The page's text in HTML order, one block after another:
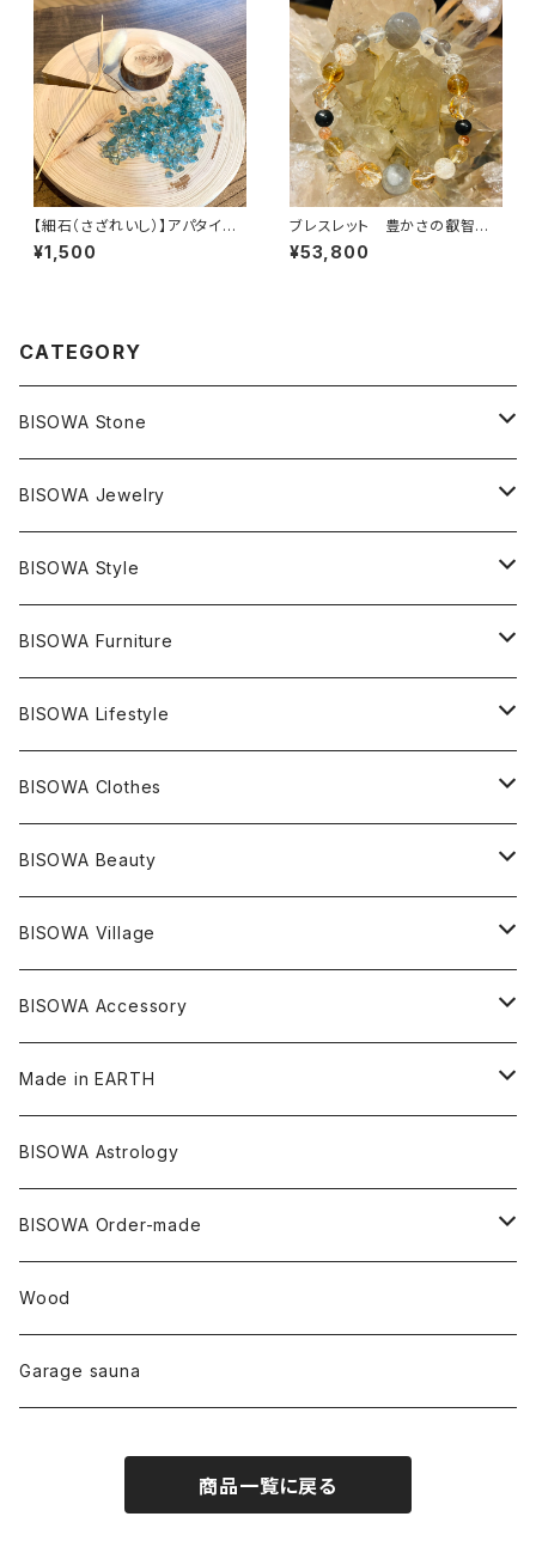
【細石（さざれいし）】アパタイ
¥1,500
ブレスレット 豊かさの叡智に
繋がってアソボウ♾
¥53,800
CATEGORY
BISOWA Stone
マスタークリスタル / 水晶
エレスチャル
ライトニング
ツインソウル
メタモルフォーゼス
クォーツインクォーツ
ガーデンクォーツ
石の種類別
アメジスト
アクアマリン
デュモルチェライト
タンザナイト
ムーンストーン
産地別
ヒマラヤ
ブラジル
中国
アメリカ
BISOWA Jewelry
ネックレス／ペンダント
宇佐美聖子
絹麻 ~kenma~
ピアス
宇佐美聖子
Others
ブレスレット
宇佐美聖子
Others
リング
サンキャッチャー
ヘアアクセサリー
イヤリング
キーホルダー
BISOWA Style
ONE PIECE
ヘンプ
オーガニックコットン
PANTS
ヘンプ
オーガニックコットン
T-SHIRT
オーガニックコットン
ヘンプコットン
leggings
ヘンプ
オーガニックコットン
Others
ヘンプ
オーガニックコットン
Underwear
BISOWA Furniture
のるすく
BISOWA Lifestyle
Music
宇佐美聖子
Niceness Music
浄化アイテム
Cosmic Hemp 麻炭
セージ
オラクルカード
キャンドル
HAZE 和蝋燭
縁キャンドル
陶器
大蝶恵美子
Tomoko Uemura Art 麻炭陶器
Cosmic hemp
YUGEN GLASS
others
foods
BISOWA Clothes
麻
絹
Others
オーガニックコットン
バンブー
オーガニックフリース
BISOWA Beauty
ヘンプオイル
BISOWA Village
Bisowa Club Room
BISOWA Accessory
ヘアゴム
宇佐美聖子
Made in EARTH
Misakubo Japan
碧-AOI-の松葉天然酵母パン
Uwajima Japan
BISOWA Astrology
BISOWA Order-made
∞Seiko Usami∞
Wood
Garage sauna
商品一覧に戻る